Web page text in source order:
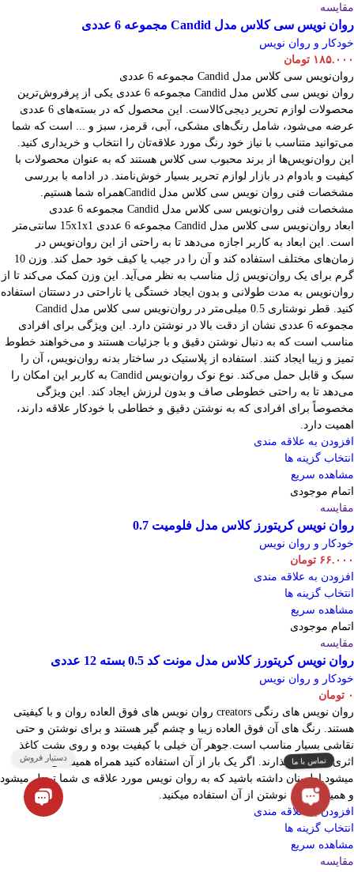
مقایسه
روان نویس سی کلاس مدل Candid مجموعه 6 عددی
خودکار و روان نویس
۱۸۵.۰۰۰ تومان
روان‌نویس سی کلاس مدل Candid مجموعه 6 عددی
روان نویس سی کلاس مدل Candid مجموعه 6 عددی یکی از پرفروش‌ترین
محصولات لوازم تحریر دیجی‌کالاست. این محصول که در بسته‌های 6 عددی
عرضه می‌شود، شامل رنگ‌های مشکی، آبی، قرمز، سبز و ... است که شما
می‌توانید متناسب با نیاز خود رنگ مورد علاقه‌تان را انتخاب و خریداری کنید.
این روان‌نویس‌ها از برند محبوب سی کلاس هستند که به عنوان محصولات با
کیفیت و بادوام در بازار لوازم تحریر بسیار خوش‌نامند. در ادامه با بررسی
مشخصات فنی روان نویس سی کلاس مدل Candidهمراه شما هستیم.
مشخصات فنی روان‌نویس سی کلاس مدل Candid مجموعه 6 عددی
ابعاد روان‌نویس سی کلاس مدل Candid مجموعه 6 عددی 15x1x1 سانتی‌متر
است. این ابعاد به کاربر اجازه می‌دهد تا به راحتی از این روان‌نویس در
زمان‌های مختلف استفاده کند و آن را در جیب یا کیف خود حمل کند. وزن 10
گرم برای یک روان‌نویس ژل مناسب به نظر می‌آید. این وزن کمک می‌کند تا از
روان‌نویس به مدت طولانی و بدون ایجاد خستگی یا ناراحتی در دستتان استفاده
کنید. قطر نوشتاری 0.5 میلی‌متر در روان‌نویس سی کلاس مدل Candid
مجموعه 6 عددی نشان از دقت بالا در نوشتن دارد. این ویژگی برای افرادی
مناسب است که به دنبال نوشتن دقیق و با جزئیات هستند و می‌خواهند خطوط
تمیز و زیبا ایجاد کنند. استفاده از پلاستیک در ساختار بدنه روان‌نویس، آن را
سبک و قابل حمل می‌کند. نوع نوک روان‌نویس Candid به کاربر این امکان را
می‌دهد تا به راحتی خطوطی صاف و بدون لرزش ایجاد کند. این ویژگی
مخصوصاً برای افرادی که به نوشتن دقیق و خطاطی با خودکار علاقه دارند،
اهمیت دارد.
افزودن به علاقه مندی
انتخاب گزینه ها
مشاهده سریع
اتمام موجودی
مقایسه
روان نویس کریتورز کلاس مدل فلومیت 0.7
خودکار و روان نویس
۶۶.۰۰۰ تومان
افزودن به علاقه مندی
انتخاب گزینه ها
مشاهده سریع
اتمام موجودی
مقایسه
روان نویس کریتورز کلاس مدل مونت کد 0.5 بسته 12 عددی
خودکار و روان نویس
۰ تومان
روان نویس های رنگی creators روان نویس های فوق العاده روان و با کیفیتی
هستند. رنگ های آن فوق العاده زیبا و چشم گیر هستند و برای نوشتن و حتی
نقاشی بسیار مناسب است.جوهر آن خیلی با کیفیت بوده و روی پشت کاغذ
اثری به جا نمیگذارند. اگر یک بار از آن استفاده کنید همراه همیشگی شما
میشود.اطمینان داشته باشید که به روان نویس مورد علاقه ی شما تبدیل میشود
و همیشه برای نوشتن از آن استفاده میکنید.
افزودن به علاقه مندی
انتخاب گزینه ها
مشاهده سریع
مقایسه